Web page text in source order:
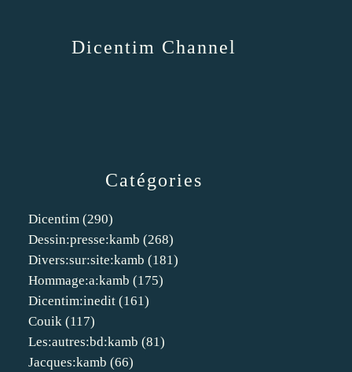
Catégories
Dicentim (290)
Dessin:presse:kamb (268)
Divers:sur:site:kamb (181)
Hommage:a:kamb (175)
Dicentim:inedit (161)
Couik (117)
Les:autres:bd:kamb (81)
Jacques:kamb (66)
Dicentim Channel